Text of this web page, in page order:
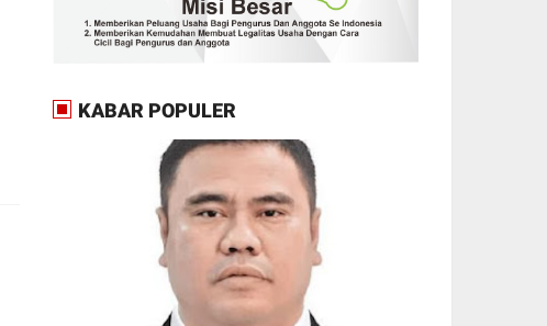
KABAR POPULER